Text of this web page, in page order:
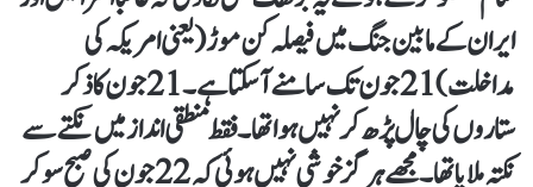
ایران کے مابین جنگ میں فیصلہ کن موڑ (یعنی امریکہ کی
مداخلت) 21جون تک سامنے آسکتا ہے۔ 21جون کا ذکر
ستاروں کی چال پڑھ کر نہیں ہوا تھا۔ فقط منطقی انداز میں نکتے سے
نکتہ ملایا تھا۔ مجھے ہرگز خوشی نہیں ہوئی کہ 22جون کی صبح سوکر